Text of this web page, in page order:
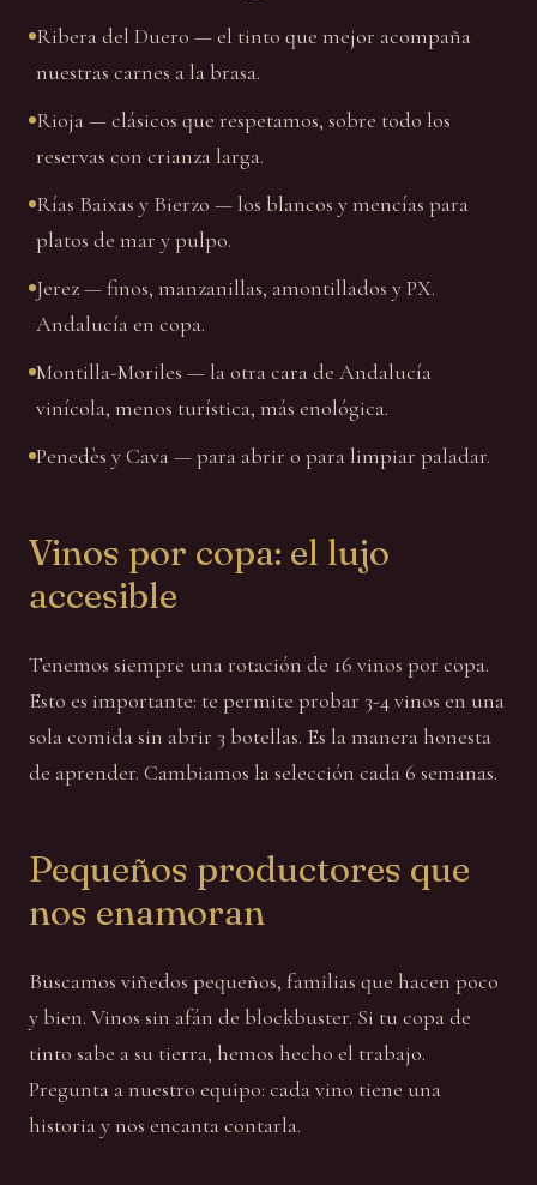
Ribera del Duero — el tinto que mejor acompaña
nuestras carnes a la brasa.
Rioja — clásicos que respetamos, sobre todo los
reservas con crianza larga.
Rías Baixas y Bierzo — los blancos y mencías para
platos de mar y pulpo.
Jerez — finos, manzanillas, amontillados y PX.
Andalucía en copa.
Montilla-Moriles — la otra cara de Andalucía
vinícola, menos turística, más enológica.
Penedès y Cava — para abrir o para limpiar paladar.
Vinos por copa: el lujo
accesible
Tenemos siempre una rotación de 16 vinos por copa.
Esto es importante: te permite probar 3-4 vinos en una
sola comida sin abrir 3 botellas. Es la manera honesta
de aprender. Cambiamos la selección cada 6 semanas.
Pequeños productores que
nos enamoran
Buscamos viñedos pequeños, familias que hacen poco
y bien. Vinos sin afán de blockbuster. Si tu copa de
tinto sabe a su tierra, hemos hecho el trabajo.
Pregunta a nuestro equipo: cada vino tiene una
historia y nos encanta contarla.